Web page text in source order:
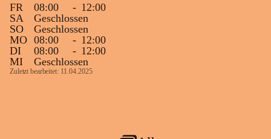
FR
08:00 - 12:00
SA
Geschlossen
SO
Geschlossen
MO 08:00 - 12:00
DI
08:00 - 12:00
MI
Geschlossen
Zuletzt bearbeitet: 11.04.2025